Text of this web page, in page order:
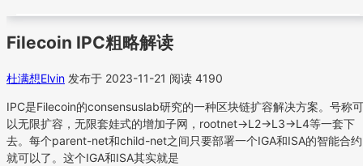
Filecoin IPC粗略解读
杜满想Elvin 发布于 2023-11-21 阅读 4190
IPC是Filecoin的consensuslab研究的一种区块链扩容解决方案。号称可
以无限扩容，无限套娃式的增加子网，rootnet->L2->L3->L4等一套下
去。每个parent-net和child-net之间只要部署一个IGA和ISA的智能合约
就可以了。这个IGA和ISA其实就是